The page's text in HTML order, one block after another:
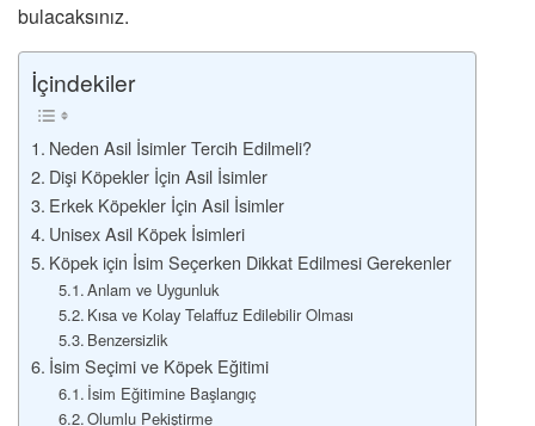
bulacaksınız.
İçindekiler
Neden Asil İsimler Tercih Edilmeli?
Dişi Köpekler İçin Asil İsimler
Erkek Köpekler İçin Asil İsimler
Unisex Asil Köpek İsimleri
Köpek için İsim Seçerken Dikkat Edilmesi Gerekenler
Anlam ve Uygunluk
Kısa ve Kolay Telaffuz Edilebilir Olması
Benzersizlik
İsim Seçimi ve Köpek Eğitimi
İsim Eğitimine Başlangıç
Olumlu Pekiştirme